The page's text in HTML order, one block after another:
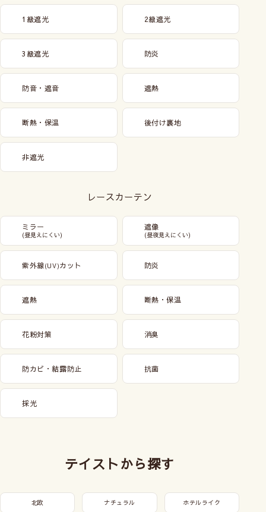
1級遮光 2級遮光
3級遮光 防炎
防音・遮音 遮熱
断熱・保温 後付け裏地
非遮光
レースカーテン
ミラー
(昼見えにくい)
遮像
(昼夜見えにくい)
紫外線(UV)カット 防炎
遮熱 断熱・保温
花粉対策 消臭
防カビ・結露防止 抗菌
採光
テイストから探す
北欧 ナチュラル ホテルライク